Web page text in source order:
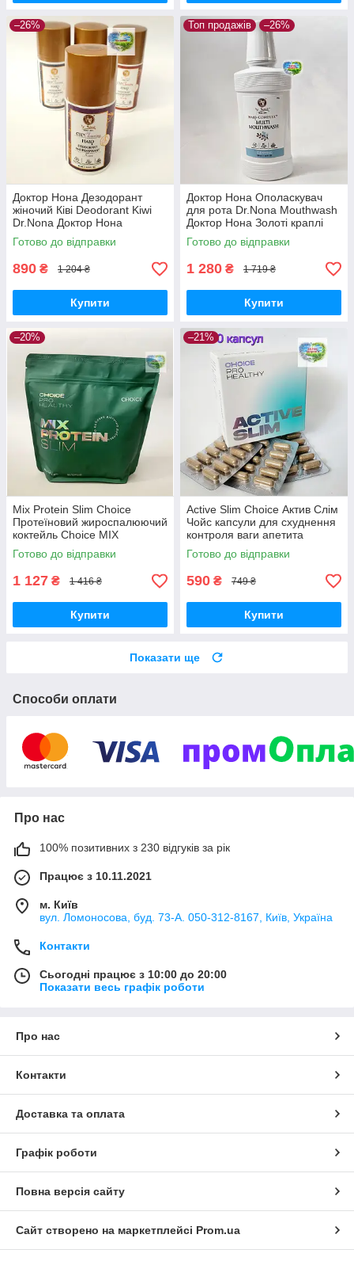
–26%
Доктор Нона Дезодорант
жіночий Ківі Deodorant Kiwi
Dr.Nona Доктор Нона
дезодорант кульковий Ківі
Готово до відправки
890 ₴ 1 204 ₴
Купити
Топ продажів –26%
Доктор Нона Ополаскувач
для рота Dr.Nona Mouthwash
Доктор Нона Золоті краплі
250 мл
Готово до відправки
1 280 ₴ 1 719 ₴
Купити
–20%
Mix Protein Slim Choice
Протеїновий жироспалюючий
коктейль Choice MIX
PROTEIN SLIM Чойс для
схуднення
Готово до відправки
1 127 ₴ 1 416 ₴
Купити
–21%
Active Slim Choice Актив Слім
Чойс капсули для схуднення
контроля ваги апетита
калорій прискорення
метаболізму Choice Active
Готово до відправки
590 ₴ 749 ₴
Купити
Показати ще
Способи оплати
Про нас
100% позитивних з 230 відгуків за рік
Працює з 10.11.2021
м. Київ
вул. Ломоносова, буд. 73-А. 050-312-8167, Київ, Україна
Контакти
Сьогодні працює з 10:00 до 20:00
Показати весь графік роботи
Про нас
Контакти
Доставка та оплата
Графік роботи
Повна версія сайту
Сайт створено на маркетплейсі Prom.ua